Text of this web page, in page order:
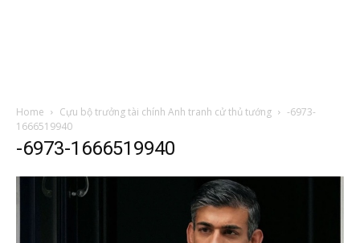
Home Cựu bộ trưởng tài chính Anh tranh cử thủ tướng
-6973-
1666519940
-6973-1666519940